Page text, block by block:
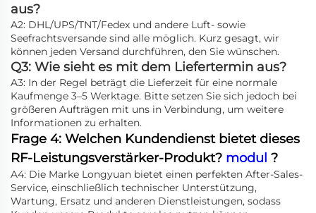
aus?
A2: DHL/UPS/TNT/Fedex und andere Luft- sowie
Seefrachtsversande sind alle möglich. Kurz gesagt, wir
können jeden Versand durchführen, den Sie wünschen.
Q3: Wie sieht es mit dem Liefertermin aus?
A3: In der Regel beträgt die Lieferzeit für eine normale
Kaufmenge 3–5 Werktage. Bitte setzen Sie sich jedoch bei
größeren Aufträgen mit uns in Verbindung, um weitere
Informationen zu erhalten.
Frage 4: Welchen Kundendienst bietet dieses
RF-Leistungsverstärker-Produkt? modul ?
A4: Die Marke Longyuan bietet einen perfekten After-Sales-
Service, einschließlich technischer Unterstützung,
Wartung, Ersatz und anderen Dienstleistungen, sodass